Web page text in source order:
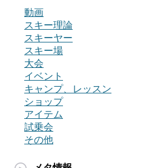
動画
スキー理論
スキーヤー
スキー場
大会
イベント
キャンプ、レッスン
ショップ
アイテム
試乗会
その他